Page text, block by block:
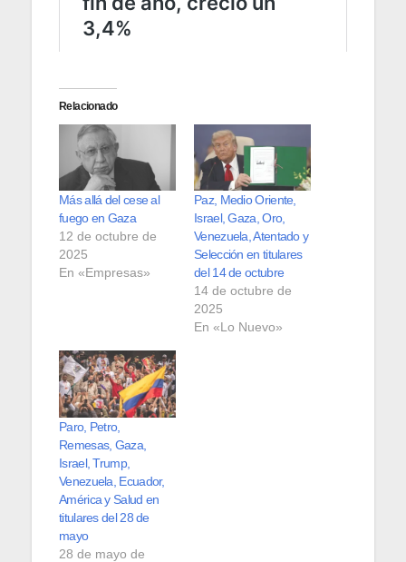
Relacionado
Más allá del cese al
fuego en Gaza
12 de octubre de
2025
En «Empresas»
Paz, Medio Oriente,
Israel, Gaza, Oro,
Venezuela, Atentado y
Selección en titulares
del 14 de octubre
14 de octubre de
2025
En «Lo Nuevo»
Paro, Petro,
Remesas, Gaza,
Israel, Trump,
Venezuela, Ecuador,
América y Salud en
titulares del 28 de
mayo
28 de mayo de